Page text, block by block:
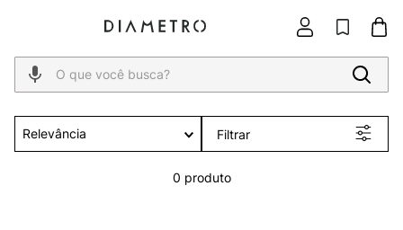
O que você busca?
Relevância Filtrar
0 produto